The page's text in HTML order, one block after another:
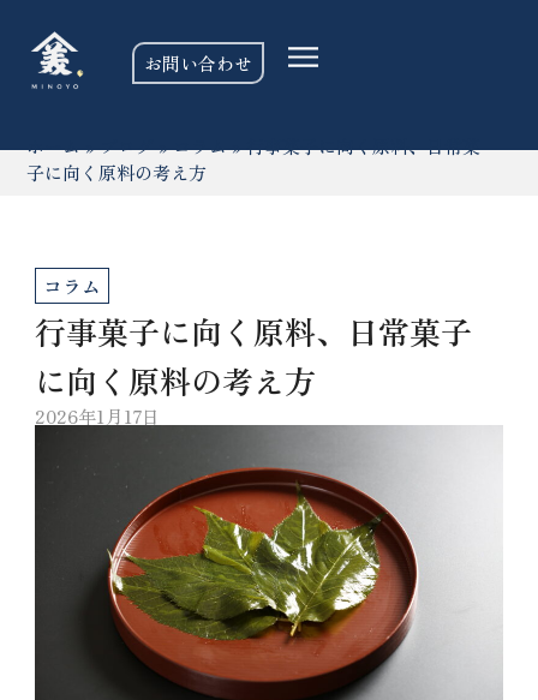
お問い合わせ
ホーム»ブログ»コラム»行事菓子に向く原料、日常菓
子に向く原料の考え方
コラム
行事菓子に向く原料、日常菓子
に向く原料の考え方
2026年1月17日